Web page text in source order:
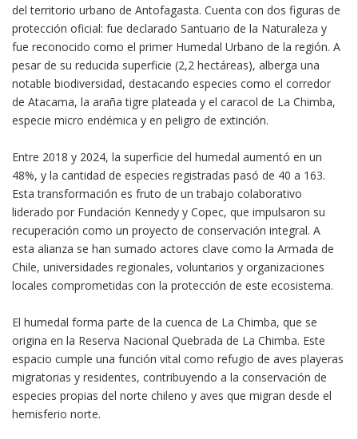
del territorio urbano de Antofagasta. Cuenta con dos figuras de
protección oficial: fue declarado Santuario de la Naturaleza y
fue reconocido como el primer Humedal Urbano de la región. A
pesar de su reducida superficie (2,2 hectáreas), alberga una
notable biodiversidad, destacando especies como el corredor
de Atacama, la araña tigre plateada y el caracol de La Chimba,
especie micro endémica y en peligro de extinción.
Entre 2018 y 2024, la superficie del humedal aumentó en un
48%, y la cantidad de especies registradas pasó de 40 a 163.
Esta transformación es fruto de un trabajo colaborativo
liderado por Fundación Kennedy y Copec, que impulsaron su
recuperación como un proyecto de conservación integral. A
esta alianza se han sumado actores clave como la Armada de
Chile, universidades regionales, voluntarios y organizaciones
locales comprometidas con la protección de este ecosistema.
El humedal forma parte de la cuenca de La Chimba, que se
origina en la Reserva Nacional Quebrada de La Chimba. Este
espacio cumple una función vital como refugio de aves playeras
migratorias y residentes, contribuyendo a la conservación de
especies propias del norte chileno y aves que migran desde el
hemisferio norte.